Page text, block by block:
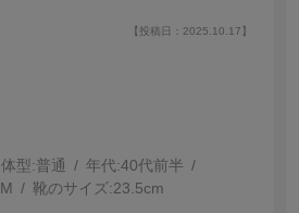
【投稿日：2025.10.17】
体型:普通 年代:40代前半
M 靴のサイズ:23.5cm